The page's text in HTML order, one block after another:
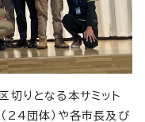
りとなる本サミット
24団体）や各市長及び